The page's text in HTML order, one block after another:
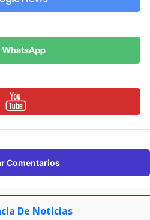
Comentarios
De Noticias